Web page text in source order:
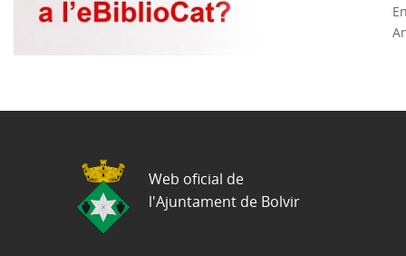
Web oficial de
l'Ajuntament de Bolvir